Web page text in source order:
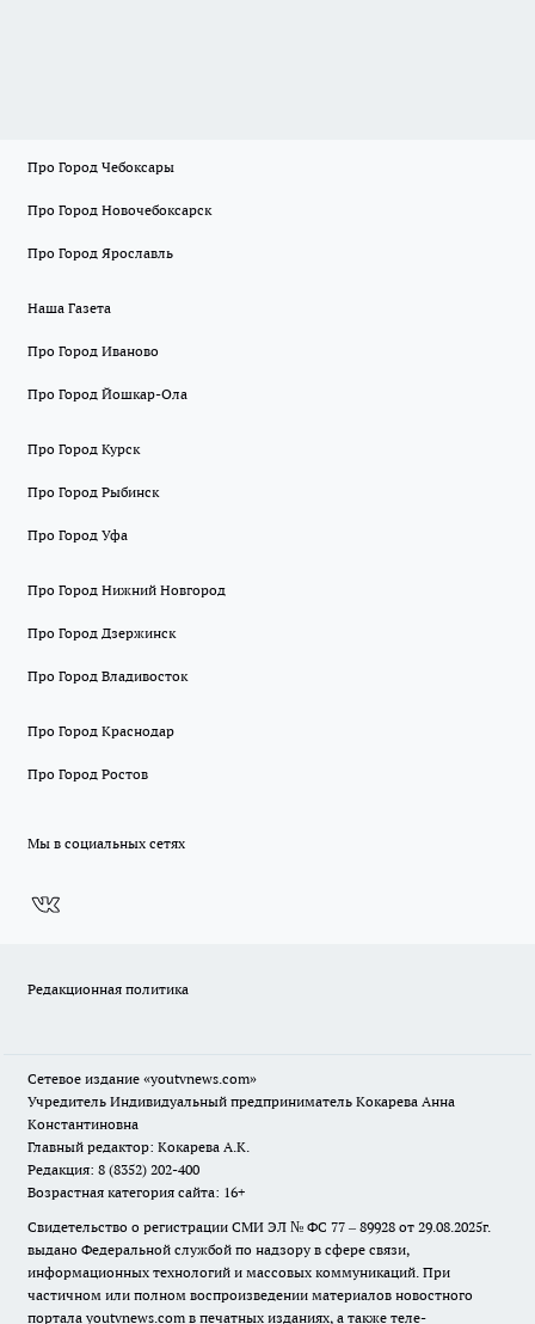
Про Город Чебоксары
Про Город Новочебоксарск
Про Город Ярославль
Наша Газета
Про Город Иваново
Про Город Йошкар-Ола
Про Город Курск
Про Город Рыбинск
Про Город Уфа
Про Город Нижний Новгород
Про Город Дзержинск
Про Город Владивосток
Про Город Краснодар
Про Город Ростов
Мы в социальных сетях
Редакционная политика
Сетевое издание «youtvnews.com»
Учредитель Индивидуальный предприниматель Кокарева Анна
Константиновна
Главный редактор: Кокарева А.К.
Редакция: 8 (8352) 202-400
Возрастная категория сайта: 16+
Свидетельство о регистрации СМИ ЭЛ № ФС 77 – 89928 от 29.08.2025г.
выдано Федеральной службой по надзору в сфере связи,
информационных технологий и массовых коммуникаций. При
частичном или полном воспроизведении материалов новостного
портала youtvnews.com в печатных изданиях, а также теле-